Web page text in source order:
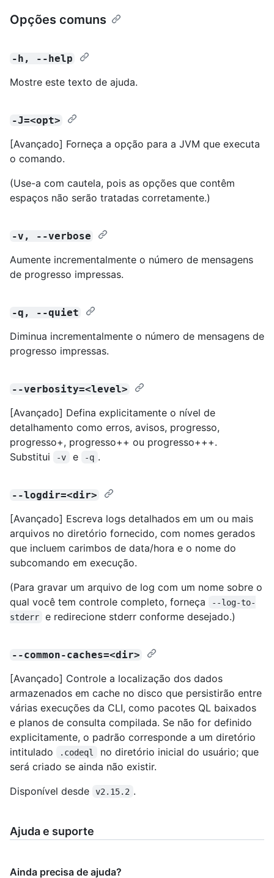
Opções comuns
-h, --help
Mostre este texto de ajuda.
-J=<opt>
[Avançado] Forneça a opção para a JVM que executa
o comando.
(Use-a com cautela, pois as opções que contêm
espaços não serão tratadas corretamente.)
-v, --verbose
Aumente incrementalmente o número de mensagens
de progresso impressas.
-q, --quiet
Diminua incrementalmente o número de mensagens de
progresso impressas.
--verbosity=<level>
[Avançado] Defina explicitamente o nível de
detalhamento como erros, avisos, progresso,
progresso+, progresso++ ou progresso+++.
Substitui
-v e -q .
--logdir=<dir>
[Avançado] Escreva logs detalhados em um ou mais
arquivos no diretório fornecido, com nomes gerados
que incluem carimbos de data/hora e o nome do
subcomando em execução.
(Para gravar um arquivo de log com um nome sobre o
qual você tem controle completo, forneça
--log-to-
stderr
e redirecione stderr conforme desejado.)
--common-caches=<dir>
[Avançado] Controle a localização dos dados
armazenados em cache no disco que persistirão entre
várias execuções da CLI, como pacotes QL baixados
e planos de consulta compilada. Se não for definido
explicitamente, o padrão corresponde a um diretório
intitulado
.codeql
no diretório inicial do usuário; que
será criado se ainda não existir.
Disponível desde
v2.15.2 .
Ajuda e suporte
Ainda precisa de ajuda?